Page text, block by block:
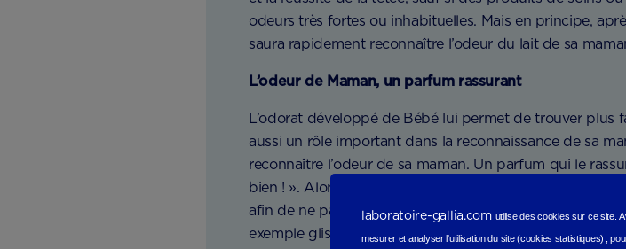
odeurs très fortes ou inhabituelles. Mais en principe,
saura rapidement reconnaître l’odeur du lait de sa
L’odeur de Maman, un parfum rassurant
L’odorat développé de Bébé lui permet de trouver plus
aussi un rôle important dans la reconnaissance de sa
reconnaître l’odeur de sa maman. Un parfum qui le
bien ! ». Alors, si possible, ne changez pas
afin de ne pas perturber les repères (tout neufs) de
exemple glisser un doudou imprégné de son odeur
laboratoire-gallia.com utilise des cookies sur ce site.
mesurer et analyser l'utilisation du site (cookies statistiques) ;